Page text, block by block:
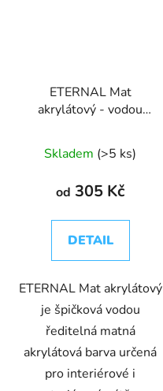
ETERNAL Mat
akrylátový - vodou
Skladem (>5 ks)
od 305 Kč
DETAIL
ETERNAL Mat akrylátový
je špičková vodou
ředitelná matná
akrylátová barva určená
pro interiérové i